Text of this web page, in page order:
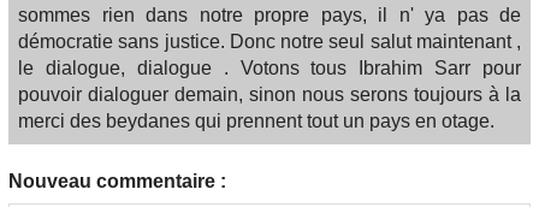
sommes rien dans notre propre pays, il n' ya pas de
démocratie sans justice. Donc notre seul salut maintenant ,
le dialogue, dialogue . Votons tous Ibrahim Sarr pour
pouvoir dialoguer demain, sinon nous serons toujours à la
merci des beydanes qui prennent tout un pays en otage.
Nouveau commentaire :